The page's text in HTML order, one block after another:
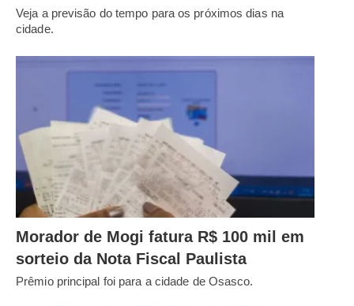
Veja a previsão do tempo para os próximos dias na
cidade.
Morador de Mogi fatura R$ 100 mil em
sorteio da Nota Fiscal Paulista
Prêmio principal foi para a cidade de Osasco.